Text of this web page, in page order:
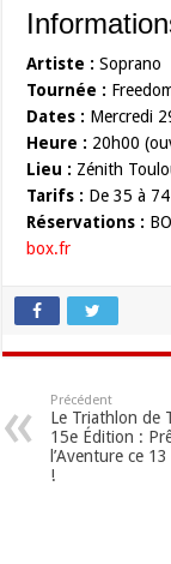
Artiste : Soprano
Tournée :
Dates : Mercredi
Heure : 20h00
Lieu : Zénith
Tarifs : De 35 à
Réservations :
box.fr
Précédent
Le Triathlon de
15e Édition :
l’Aventure ce
!